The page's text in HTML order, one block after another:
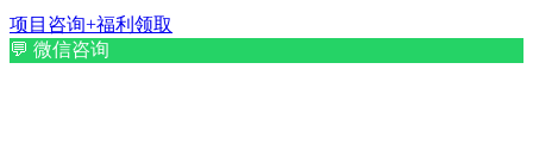
项目咨询+福利领取
💬 微信咨询